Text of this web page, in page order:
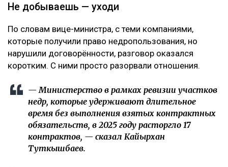
Не добываешь — уходи
По словам вице-министра, с теми компаниями,
которые получили право недропользования, но
нарушили договорённости, разговор оказался
коротким. С ними просто разорвали отношения.
— Министерство в рамках ревизии участков
недр, которые удерживают длительное
время без выполнения взятых контрактных
обязательств, в 2025 году расторгло 17
контрактов, — сказал Кайырхан
Туткышбаев.